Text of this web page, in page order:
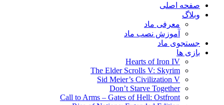
صفحه اصلی
وبلاگ
معرفی ماد
آموزش نصب ماد
جستجوی ماد
بازی ها
Hearts of Iron IV
The Elder Scrolls V: Skyrim
Sid Meier’s Civilization V
Don’t Starve Together
Call to Arms – Gates of Hell: Ostfront